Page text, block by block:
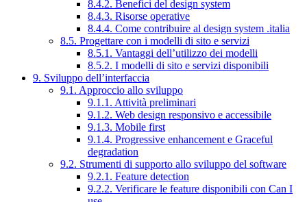
8.4.2. Benefici del design system
8.4.3. Risorse operative
8.4.4. Come contribuire al design system .italia
8.5. Progettare con i modelli di sito e servizi
8.5.1. Vantaggi dell’utilizzo dei modelli
8.5.2. I modelli di sito e servizi disponibili
9. Sviluppo dell’interfaccia
9.1. Approccio allo sviluppo
9.1.1. Attività preliminari
9.1.2. Web design responsivo e accessibile
9.1.3. Mobile first
9.1.4. Progressive enhancement e Graceful
degradation
9.2. Strumenti di supporto allo sviluppo del software
9.2.1. Feature detection
9.2.2. Verificare le feature disponibili con Can I